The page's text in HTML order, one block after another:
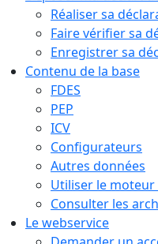
Réaliser sa
Faire vérifier sa
Enregistrer sa
Contenu de la base
FDES
PEP
ICV
Configurateurs
Autres données
Utiliser le
Consulter les
Le webservice